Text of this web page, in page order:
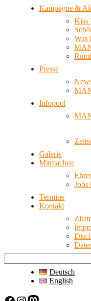
Kampagne &
Kiss
Was
Presse
Infopool
Galerie
Mitmachen
Termine
Kontakt
Deutsch
English